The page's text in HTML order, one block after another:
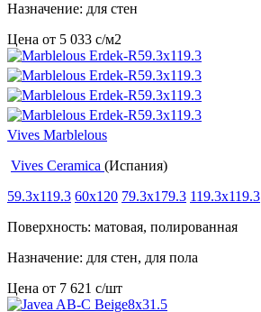
Назначение: для стен
Цена от 5 033 c/м2
Vives Marblelous
Vives Ceramica (Испания)
59.3x119.3 60x120 79.3x179.3 119.3x119.3
Поверхность: матовая, полированная
Назначение: для стен, для пола
Цена от 7 621 c/шт